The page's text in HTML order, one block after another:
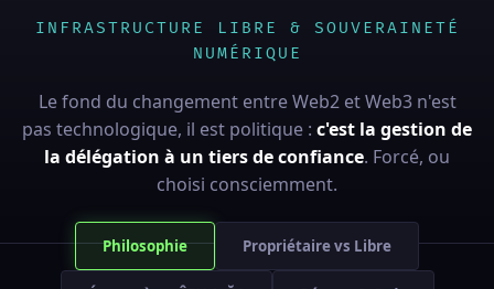
INFRASTRUCTURE LIBRE & SOUVERAINETÉ
NUMÉRIQUE
Le fond du changement entre Web2 et Web3 n'est
pas technologique, il est politique : c'est la gestion de
la délégation à un tiers de confiance. Forcé, ou
choisi consciemment.
Philosophie Propriétaire vs Libre